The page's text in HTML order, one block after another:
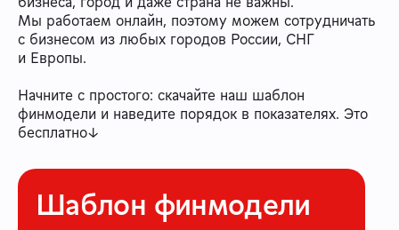
Мы работаем онлайн, поэтому можем сотрудничать
с бизнесом из любых городов России, СНГ
и Европы.
Начните с простого: скачайте наш шаблон
финмодели и наведите порядок в показателях. Это
бесплатно↓
Шаблон финмодели